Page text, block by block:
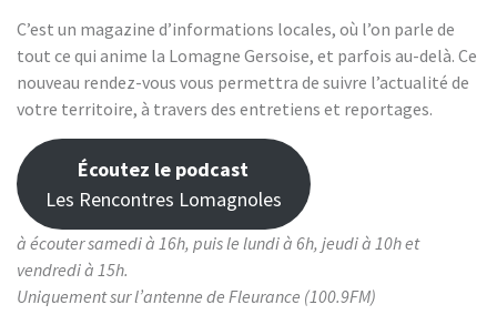
C’est un magazine d’informations locales, où l’on parle de
tout ce qui anime la Lomagne Gersoise, et parfois au-delà. Ce
nouveau rendez-vous vous permettra de suivre l’actualité de
votre territoire, à travers des entretiens et reportages.
Écoutez le podcast
Les Rencontres Lomagnoles
à écouter samedi à 16h, puis le lundi à 6h, jeudi à 10h et
vendredi à 15h.
Uniquement sur l’antenne de Fleurance (100.9FM)